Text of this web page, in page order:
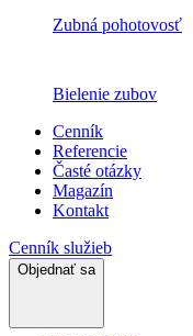
Zubná pohotovosť
Bielenie zubov
Cenník
Referencie
Časté otázky
Magazín
Kontakt
Cenník služieb
Objednať sa